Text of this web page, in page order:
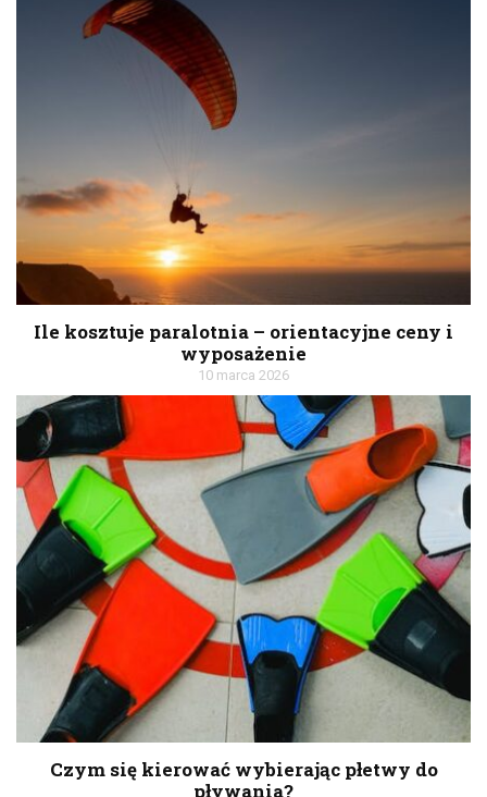
Ile kosztuje paralotnia – orientacyjne ceny i
wyposażenie
10 marca 2026
Czym się kierować wybierając płetwy do
pływania?